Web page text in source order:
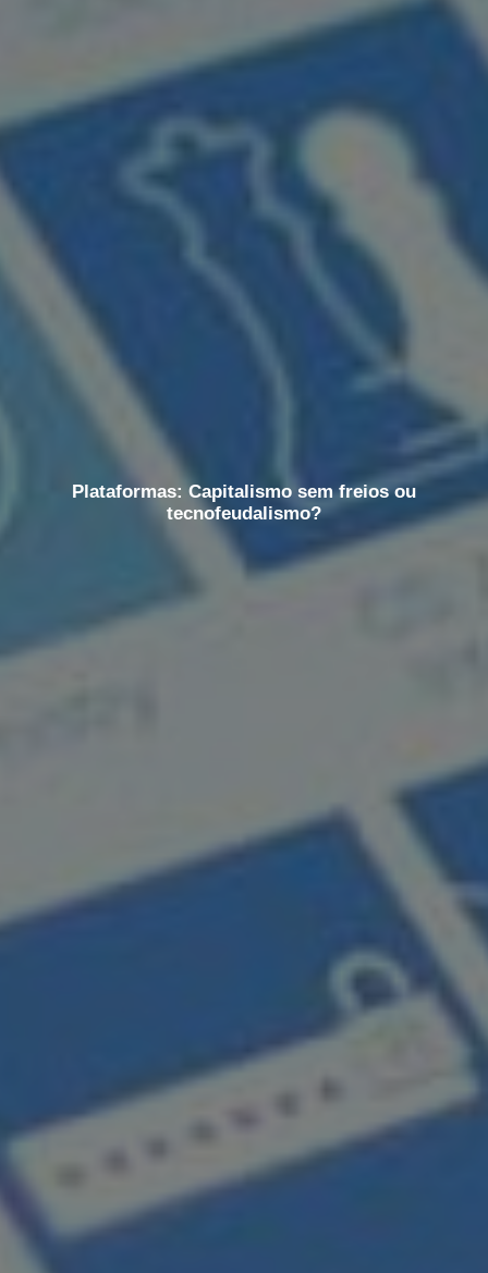
Plataformas: Capitalismo sem freios ou
tecnofeudalismo?